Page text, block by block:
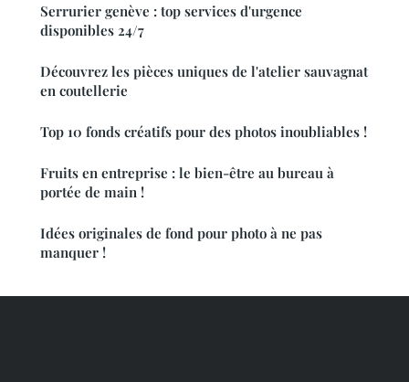
Serrurier genève : top services d'urgence
disponibles 24/7
Découvrez les pièces uniques de l'atelier sauvagnat
en coutellerie
Top 10 fonds créatifs pour des photos inoubliables !
Fruits en entreprise : le bien-être au bureau à
portée de main !
Idées originales de fond pour photo à ne pas
manquer !